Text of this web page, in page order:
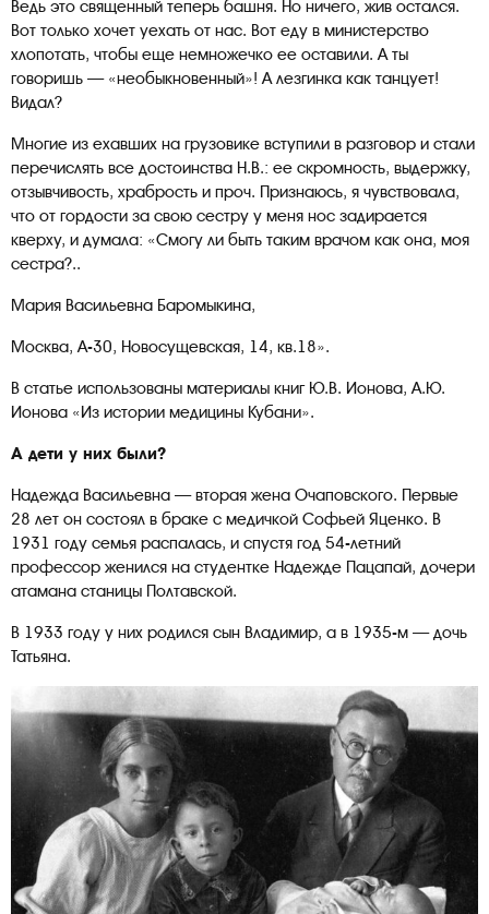
Ведь это священный теперь башня. Но ничего, жив остался.
Вот только хочет уехать от нас. Вот еду в министерство
хлопотать, чтобы еще немножечко ее оставили. А ты
говоришь — «необыкновенный»! А лезгинка как танцует!
Видал?
Многие из ехавших на грузовике вступили в разговор и стали
перечислять все достоинства Н.В.: ее скромность, выдержку,
отзывчивость, храбрость и проч. Признаюсь, я чувствовала,
что от гордости за свою сестру у меня нос задирается
кверху, и думала: «Смогу ли быть таким врачом как она, моя
сестра?..
Мария Васильевна Баромыкина,
Москва, А-30, Новосущевская, 14, кв.18».
В статье использованы материалы книг Ю.В. Ионова, А.Ю.
Ионова «Из истории медицины Кубани».
А дети у них были?
Надежда Васильевна — вторая жена Очаповского. Первые
28 лет он состоял в браке с медичкой Софьей Яценко. В
1931 году семья распалась, и спустя год 54-летний
профессор женился на студентке Надежде Пацапай, дочери
атамана станицы Полтавской.
В 1933 году у них родился сын Владимир, а в 1935-м — дочь
Татьяна.